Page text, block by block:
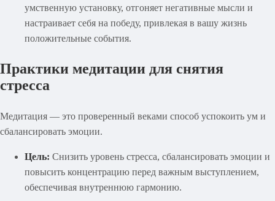
умственную установку, отгоняет негативные мысли и
настраивает себя на победу, привлекая в вашу жизнь
положительные события.
Практики медитации для снятия
стресса
Медитация — это проверенный веками способ успокоить ум и
сбалансировать эмоции.
Цель: Снизить уровень стресса, сбалансировать эмоции и
повысить концентрацию перед важным выступлением,
обеспечивая внутреннюю гармонию.